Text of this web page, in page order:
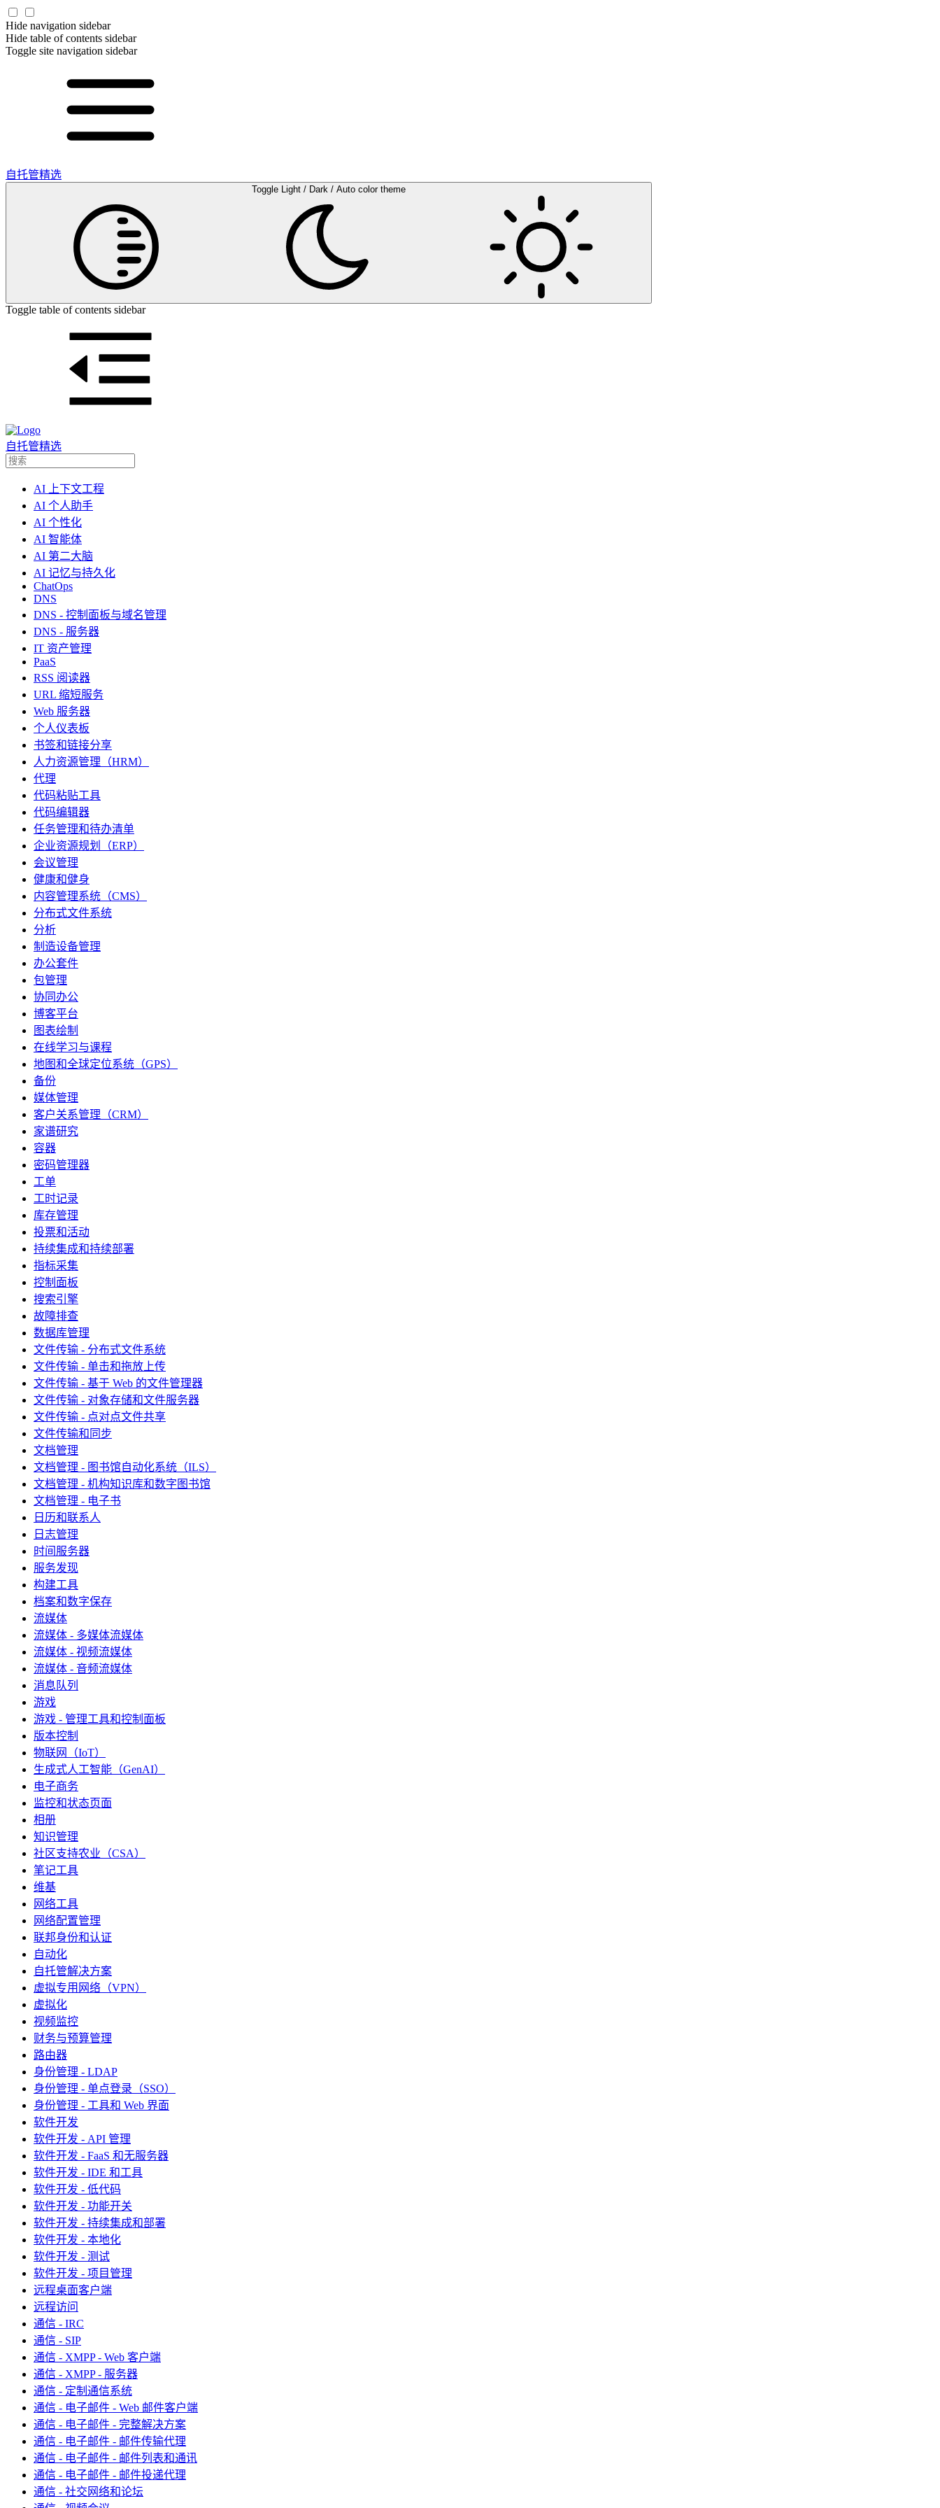
Hide navigation sidebar
Hide table of contents sidebar
Toggle site navigation sidebar
自托管精选
Toggle Light / Dark / Auto color theme
Toggle table of contents sidebar
自托管精选
AI 上下文工程
AI 个人助手
AI 个性化
AI 智能体
AI 第二大脑
AI 记忆与持久化
ChatOps
DNS
DNS - 控制面板与域名管理
DNS - 服务器
IT 资产管理
PaaS
RSS 阅读器
URL 缩短服务
Web 服务器
个人仪表板
书签和链接分享
人力资源管理（HRM）
代理
代码粘贴工具
代码编辑器
任务管理和待办清单
企业资源规划（ERP）
会议管理
健康和健身
内容管理系统（CMS）
分布式文件系统
分析
制造设备管理
办公套件
包管理
协同办公
博客平台
图表绘制
在线学习与课程
地图和全球定位系统（GPS）
备份
媒体管理
客户关系管理（CRM）
家谱研究
容器
密码管理器
工单
工时记录
库存管理
投票和活动
持续集成和持续部署
指标采集
控制面板
搜索引擎
故障排查
数据库管理
文件传输 - 分布式文件系统
文件传输 - 单击和拖放上传
文件传输 - 基于 Web 的文件管理器
文件传输 - 对象存储和文件服务器
文件传输 - 点对点文件共享
文件传输和同步
文档管理
文档管理 - 图书馆自动化系统（ILS）
文档管理 - 机构知识库和数字图书馆
文档管理 - 电子书
日历和联系人
日志管理
时间服务器
服务发现
构建工具
档案和数字保存
流媒体
流媒体 - 多媒体流媒体
流媒体 - 视频流媒体
流媒体 - 音频流媒体
消息队列
游戏
游戏 - 管理工具和控制面板
版本控制
物联网（IoT）
生成式人工智能（GenAI）
电子商务
监控和状态页面
相册
知识管理
社区支持农业（CSA）
笔记工具
维基
网络工具
网络配置管理
联邦身份和认证
自动化
自托管解决方案
虚拟专用网络（VPN）
虚拟化
视频监控
财务与预算管理
路由器
身份管理 - LDAP
身份管理 - 单点登录（SSO）
身份管理 - 工具和 Web 界面
软件开发
软件开发 - API 管理
软件开发 - FaaS 和无服务器
软件开发 - IDE 和工具
软件开发 - 低代码
软件开发 - 功能开关
软件开发 - 持续集成和部署
软件开发 - 本地化
软件开发 - 测试
软件开发 - 项目管理
远程桌面客户端
远程访问
通信 - IRC
通信 - SIP
通信 - XMPP - Web 客户端
通信 - XMPP - 服务器
通信 - 定制通信系统
通信 - 电子邮件 - Web 邮件客户端
通信 - 电子邮件 - 完整解决方案
通信 - 电子邮件 - 邮件传输代理
通信 - 电子邮件 - 邮件列表和通讯
通信 - 电子邮件 - 邮件投递代理
通信 - 社交网络和论坛